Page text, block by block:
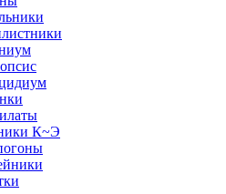
К~Э